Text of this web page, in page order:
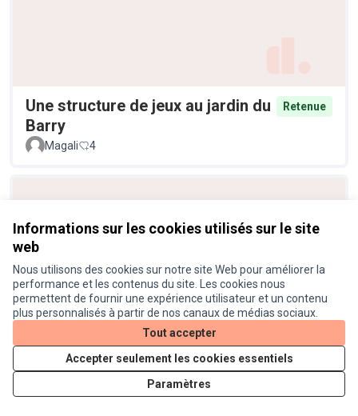
Informations sur les cookies utilisés sur le site
web
Nous utilisons des cookies sur notre site Web pour améliorer la
performance et les contenus du site. Les cookies nous
permettent de fournir une expérience utilisateur et un contenu
plus personnalisés à partir de nos canaux de médias sociaux.
Tout accepter
Accepter seulement les cookies essentiels
Paramètres
Une structure de jeux au jardin du
Barry
Retenue
Magali 4
Vive l'énergie solaire !
Retenue